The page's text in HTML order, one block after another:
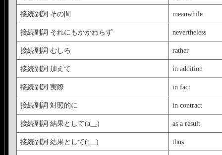
接続副詞 その間 meanwhile
接続副詞 それにもかかわらず nevertheless
接続副詞 むしろ rather
接続副詞 加えて in addition
接続副詞 実際 in fact
接続副詞 対照的に in contract
接続副詞 結果として(a__) as a result
接続副詞 結果として(t__) thus